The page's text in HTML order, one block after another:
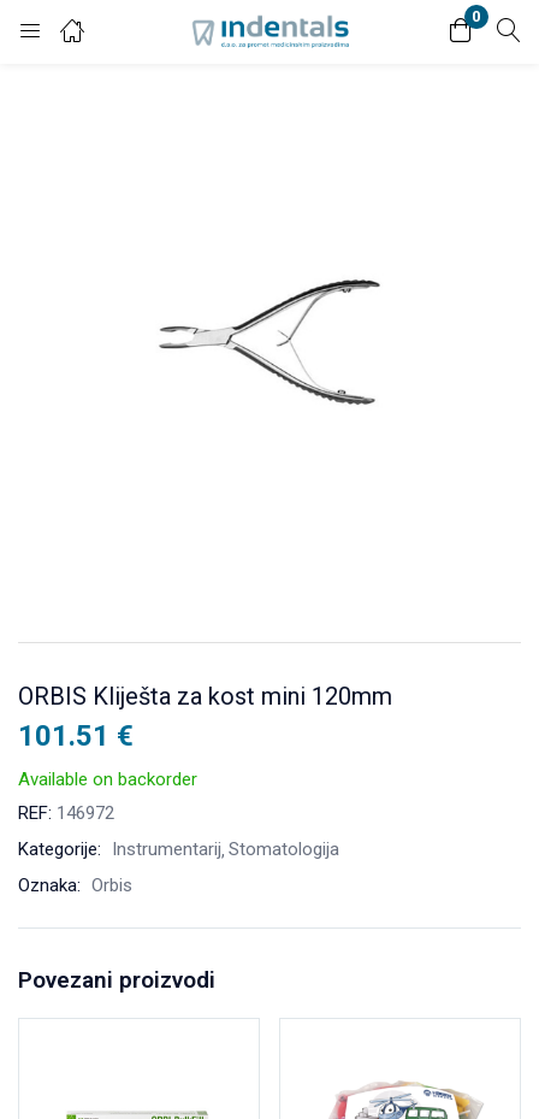
0
Login
ORBIS Kliješta za kost mini 120mm
101.51 €
Available on backorder
REF: 146972
Kategorije:
Instrumentarij Stomatologija
Oznaka: Orbis
Povezani proizvodi